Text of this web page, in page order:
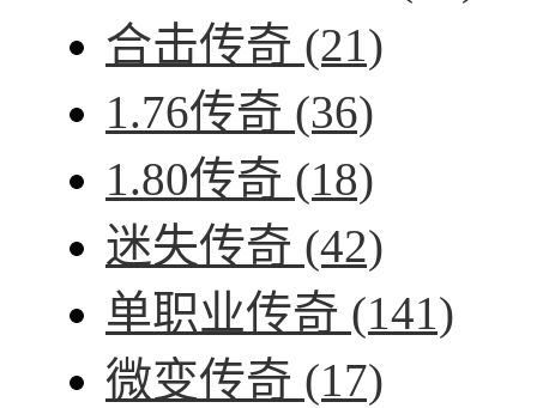
合击传奇 (21)
1.76传奇 (36)
1.80传奇 (18)
迷失传奇 (42)
单职业传奇 (141)
微变传奇 (17)